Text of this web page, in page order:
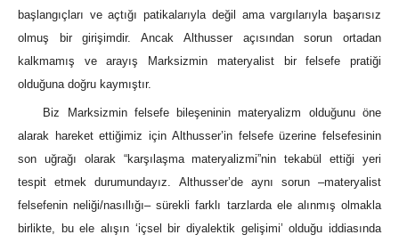
başlangıçları ve açtığı patikalarıyla değil ama vargılarıyla başarısız
olmuş bir girişimdir. Ancak Althusser açısından sorun ortadan
kalkmamış ve arayış Marksizmin materyalist bir felsefe pratiği
olduğuna doğru kaymıştır.
Biz Marksizmin felsefe bileşeninin materyalizm olduğunu öne
alarak hareket ettiğimiz için Althusser’in felsefe üzerine felsefesinin
son uğrağı olarak “karşılaşma materyalizmi”nin tekabül ettiği yeri
tespit etmek durumundayız. Althusser’de aynı sorun –materyalist
felsefenin neliği/nasıllığı‒ sürekli farklı tarzlarda ele alınmış olmakla
birlikte, bu ele alışın ‘içsel bir diyalektik gelişimi’ olduğu iddiasında